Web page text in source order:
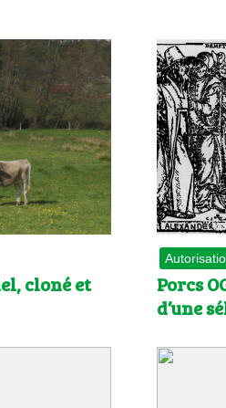
cloné et
Porcs
d’une